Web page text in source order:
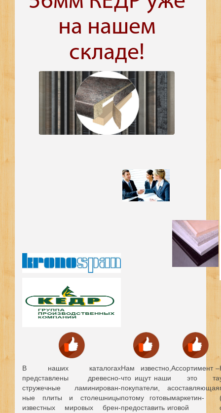
на нашем
складе!
В наших каталогах
представлены древесно-
стружечные ламинирован-
ные плиты и столешницы
известных мировых брен-
Нам известно,
что ищут наши
покупатели, а
потому готовы
предоставить и
Ассортимент –
это та
составляющая
маркетин-
говой